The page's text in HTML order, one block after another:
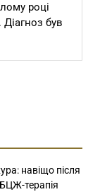
році
Діагноз був
навіщо після
БЦЖ-терапія